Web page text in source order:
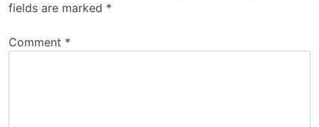
fields are marked *
Comment *